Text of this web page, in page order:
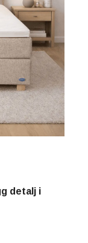
detalj i